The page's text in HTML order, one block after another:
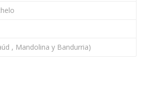
, Mandolina y Bandurria)